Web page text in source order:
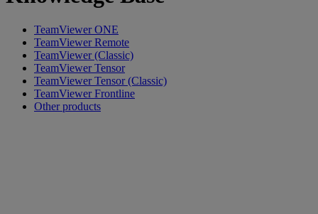
TeamViewer ONE
TeamViewer Remote
TeamViewer (Classic)
TeamViewer Tensor
TeamViewer Tensor (Classic)
TeamViewer Frontline
Other products